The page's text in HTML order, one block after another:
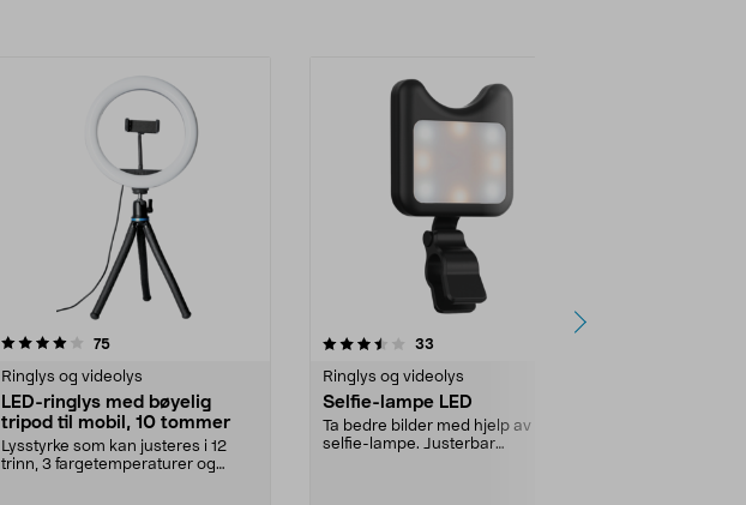
75anmeldelser
Ringlys og videolys
LED-ringlys med bøyelig
tripod til mobil, 10 tommer
Lysstyrke som kan justeres i 12
trinn, 3 fargetemperaturer og
3.5 av 5 stjerner 33
Ringlys og videolys
Selfie-lampe LED
Ta bedre bilder med hjelp av en
selfie-lampe. Justerbar
5.0 av 5 stjerner